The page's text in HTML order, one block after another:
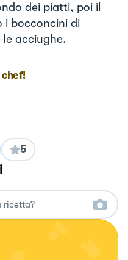
dei piatti, poi il
i bocconcini di
le acciughe.
5